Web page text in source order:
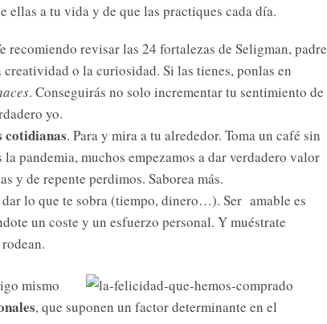
a tu vida y de que las practiques cada día.
recomiendo revisar las 24 fortalezas de Seligman, padre
o la curiosidad. Si las tienes, ponlas en
. Conseguirás no solo incrementar tu sentimiento de
yo.
cotidianas. Para y mira a tu alrededor. Toma un café sin
pandemia, muchos empezamos a dar verdadero valor
y de repente perdimos. Saborea más.
dar lo que te sobra (tiempo, dinero…). Ser amable es
un coste y un esfuerzo personal. Y muéstrate
mismo
, que suponen un factor determinante en el